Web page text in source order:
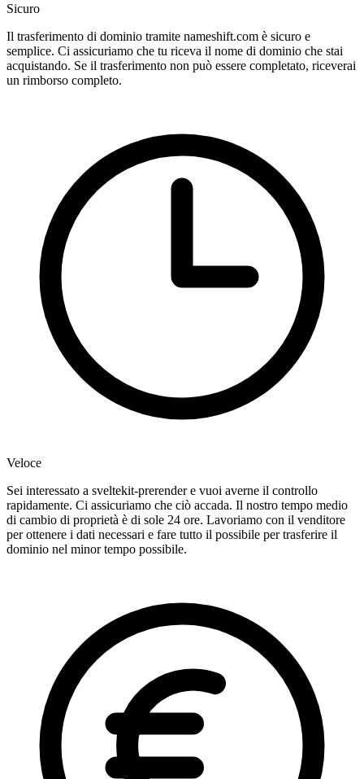
Sicuro
Il trasferimento di dominio tramite nameshift.com è sicuro e
semplice. Ci assicuriamo che tu riceva il nome di dominio che stai
acquistando. Se il trasferimento non può essere completato, riceverai
un rimborso completo.
Veloce
Sei interessato a sveltekit-prerender e vuoi averne il controllo
rapidamente. Ci assicuriamo che ciò accada. Il nostro tempo medio
di cambio di proprietà è di sole 24 ore. Lavoriamo con il venditore
per ottenere i dati necessari e fare tutto il possibile per trasferire il
dominio nel minor tempo possibile.